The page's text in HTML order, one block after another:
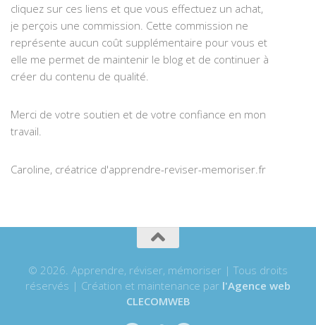
cliquez sur ces liens et que vous effectuez un achat,
je perçois une commission. Cette commission ne
représente aucun coût supplémentaire pour vous et
elle me permet de maintenir le blog et de continuer à
créer du contenu de qualité.
Merci de votre soutien et de votre confiance en mon
travail.
Caroline, créatrice d'apprendre-reviser-memoriser.fr
© 2026. Apprendre, réviser, mémoriser | Tous droits
réservés | Création et maintenance par l'Agence web
CLECOMWEB